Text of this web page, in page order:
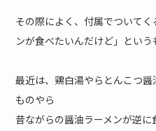
その際によく、付属でついて
ンが食べたいんだけど」という
最近は、鶏白湯やらとんこつ
ものやら
昔ながらの醤油ラーメンが逆